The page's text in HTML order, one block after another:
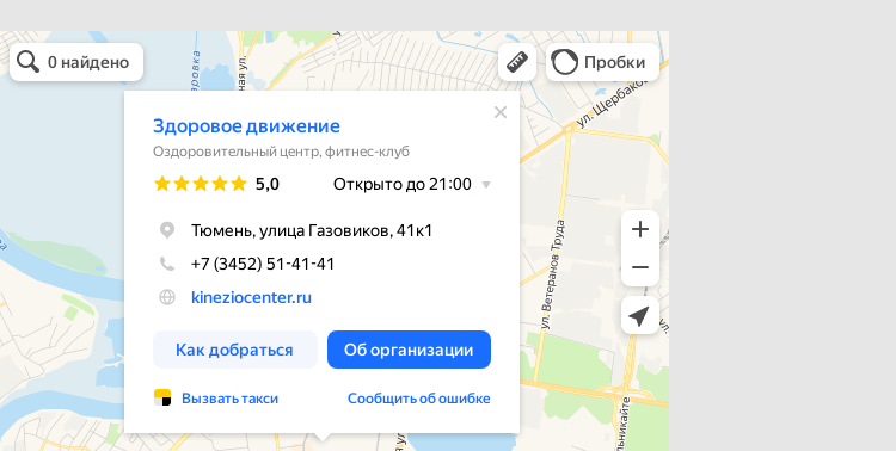
Здоровое движение
Фитнес-клуб в Тюмени
Спортивный клуб, секция в Тюмени